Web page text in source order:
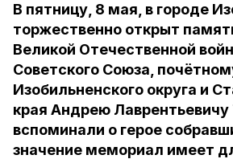
В пятницу, 8 мая, в городе
торжественно открыт
Великой Отечественной
Советского Союза,
Изобильненского округа и
края Андрею Лаврентьевичу
вспоминали о герое
значение мемориал имеет